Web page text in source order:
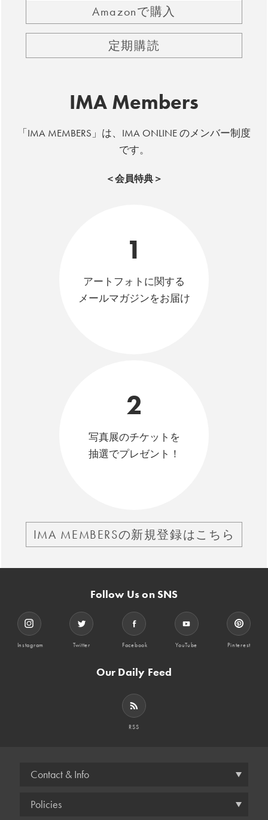
Amazonで購入
定期購読
IMA Members
「IMA MEMBERS」は、IMA ONLINE のメンバー制度
です。
＜会員特典＞
1
アートフォトに関する
メールマガジンをお届け
2
写真展のチケットを
抽選でプレゼント！
IMA MEMBERSの新規登録はこちら
Follow Us on SNS
Instagram Twitter Facebook YouTube Pinterest
Our Daily Feed
RSS
Contact & Info
Policies